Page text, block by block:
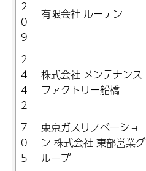
2
0
9
有限会社 ルーテン
2
4
4
2
株式会社 メンテナンス
ファクトリー船橋
7
0
5
東京ガスリノベーショ
ン 株式会社 東部営業グ
ループ